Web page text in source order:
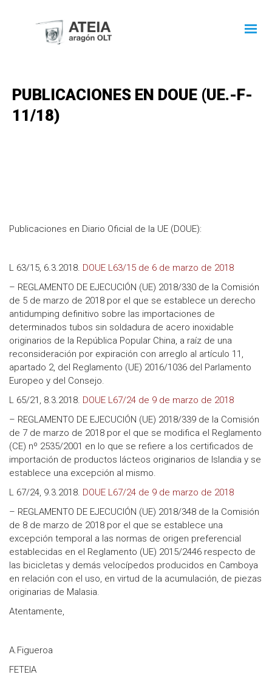
PUBLICACIONES EN DOUE (UE.-F-
11/18)
Publicaciones en Diario Oficial de la UE (DOUE):
L 63/15, 6.3.2018. DOUE L63/15 de 6 de marzo de 2018
– REGLAMENTO DE EJECUCIÓN (UE) 2018/330 de la Comisión
de 5 de marzo de 2018 por el que se establece un derecho
antidumping definitivo sobre las importaciones de
determinados tubos sin soldadura de acero inoxidable
originarios de la República Popular China, a raíz de una
reconsideración por expiración con arreglo al artículo 11,
apartado 2, del Reglamento (UE) 2016/1036 del Parlamento
Europeo y del Consejo.
L 65/21, 8.3.2018. DOUE L67/24 de 9 de marzo de 2018
– REGLAMENTO DE EJECUCIÓN (UE) 2018/339 de la Comisión
de 7 de marzo de 2018 por el que se modifica el Reglamento
(CE) nº 2535/2001 en lo que se refiere a los certificados de
importación de productos lácteos originarios de Islandia y se
establece una excepción al mismo.
L 67/24, 9.3.2018. DOUE L67/24 de 9 de marzo de 2018
– REGLAMENTO DE EJECUCIÓN (UE) 2018/348 de la Comisión
de 8 de marzo de 2018 por el que se establece una
excepción temporal a las normas de origen preferencial
establecidas en el Reglamento (UE) 2015/2446 respecto de
las bicicletas y demás velocípedos producidos en Camboya
en relación con el uso, en virtud de la acumulación, de piezas
originarias de Malasia.
Atentamente,
A.Figueroa
FETEIA